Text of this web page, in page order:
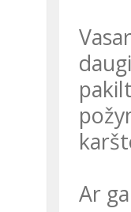
Ar